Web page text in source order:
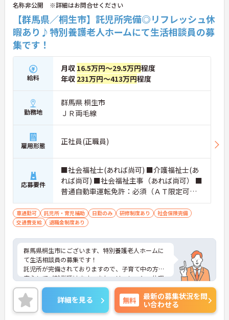
★おすすめPOINT★
・生活支援員からスタートし、サービス管理責任者
やエリアマネージャーへと続く明確なステップアッ
プの道筋が用意されています。急成長中の企業であ
るためポストも豊富にあり、専門性を高めながらマ
ネジメント職への挑戦も視野に入れていただけま
す。
・年間休日114日、残業月平均10時間程度という就
業環境に加え、産前産後休暇や育児休暇制度がしっ
かりと整備されています。オンとオフの切り替えを
明確にし、心身ともに充実した状態で長くご活躍い
ただけます。
配置や夜間複数名体制が敷かれているため、業務に
追われることなくご利用者様のペースに合わせたサ
ポートが可能です。施設も専用設計で働きやすく、
ご自身の理想とする福祉を実践できる環境が整って
います。
名称非公開 ※詳細はお問合せください
【群馬県／桐生市】託児所完備◎リフレッシュ休
暇あり♪特別養護老人ホームにて生活相談員の募
集です！
給料
月収 16.5万円～29.5万円程度
年収 231万円～413万円程度
勤務地
群馬県 桐生市
ＪＲ両毛線
雇用形態 正社員(正職員)
応募要件
■社会福祉士(あれば尚可) ■介護福祉士(あ
れば尚可) ■社会福祉主事（あれば尚可） ■
普通自動車運転免許：必須（ＡＴ限定可）
■必要なPCスキル エクセル・ワードの初
歩程度 ■必要な経験等 あれば尚可
車通勤可 託児所・育児補助 日勤のみ 研修制度あり
社会保険完備
交通費支給
退職金制度あり
群馬県桐生市にございます、特別養護老人ホームに
て生活相談員の募集です！
託児所が完備されておりますので、子育て中の方も
安心してご就業頂けます。また、リフレッシュ休暇
もございまして、年3日付与されております◎お休み
もしっかりと取得できますよ！
ご興味のある方は、マイナビ介護職までお問い合わ
せください。
詳細を見る 無料
最新の募集状況を問
い合わせる